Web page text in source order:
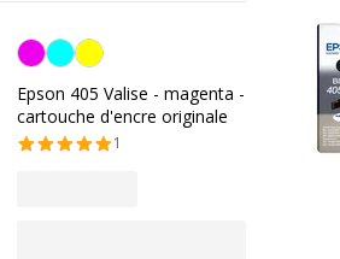
Magenta
Epson 405 Valise - magenta -
cartouche d'encre originale
1